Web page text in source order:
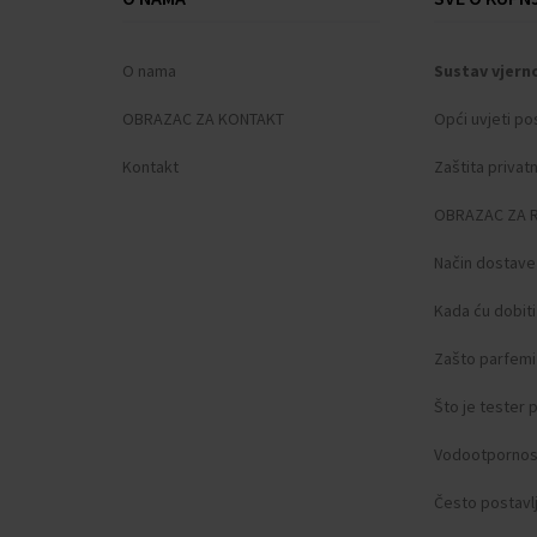
O nama
OBRAZAC ZA KONTAKT
Kontakt
Sustav
Opći uvjeti
Zaštita
OBRAZAC ZA
Način dostave
Kada ću
Zašto
Što je tester
Često